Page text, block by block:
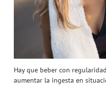
Hay que beber con
aumentar la ingesta en